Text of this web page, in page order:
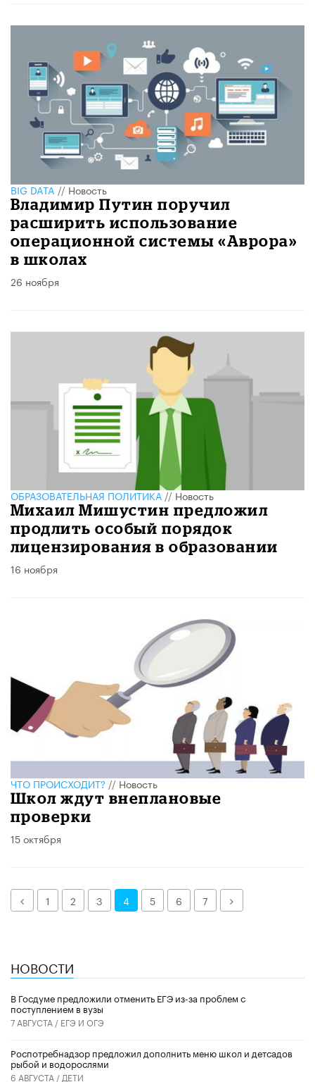
BIG DATA//Новость
Владимир Путин поручил
расширить использование
операционной системы «Аврора»
в школах
26 ноября
ОБРАЗОВАТЕЛЬНАЯ ПОЛИТИКА//Новость
Михаил Мишустин предложил
продлить особый порядок
лицензирования в образовании
16 ноября
ЧТО ПРОИСХОДИТ?//Новость
Школ ждут внеплановые
проверки
15 октября
Назад1 2 3 4 5 6 7 Далее
НОВОСТИ
В Госдуме предложили отменить ЕГЭ из-за проблем с
поступлением в вузы
7 АВГУСТА / ЕГЭ И ОГЭ
Роспотребнадзор предложил дополнить меню школ и детсадов
рыбой и водорослями
6 АВГУСТА / ДЕТИ